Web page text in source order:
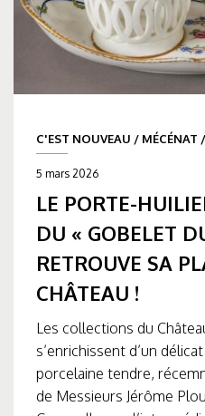
C'EST NOUVEAU / MÉCÉNAT /
5 mars 2026
LE PORTE-
DU « GOBELET
RETROUVE SA
CHÂTEAU !
Les collections du
s’enrichissent d’un
porcelaine tendre,
de Messieurs Jérôme